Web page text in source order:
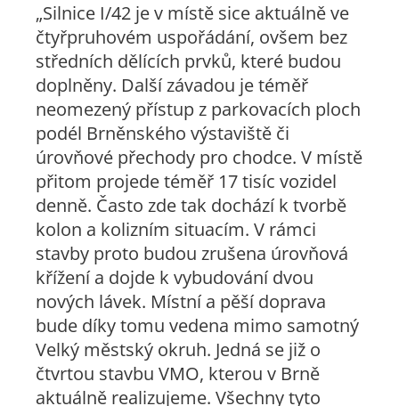
„Silnice I/42 je v místě sice aktuálně ve
čtyřpruhovém uspořádání, ovšem bez
středních dělících prvků, které budou
doplněny. Další závadou je téměř
neomezený přístup z parkovacích ploch
podél Brněnského výstaviště či
úrovňové přechody pro chodce. V místě
přitom projede téměř 17 tisíc vozidel
denně. Často zde tak dochází k tvorbě
kolon a kolizním situacím. V rámci
stavby proto budou zrušena úrovňová
křížení a dojde k vybudování dvou
nových lávek. Místní a pěší doprava
bude díky tomu vedena mimo samotný
Velký městský okruh. Jedná se již o
čtvrtou stavbu VMO, kterou v Brně
aktuálně realizujeme. Všechny tyto